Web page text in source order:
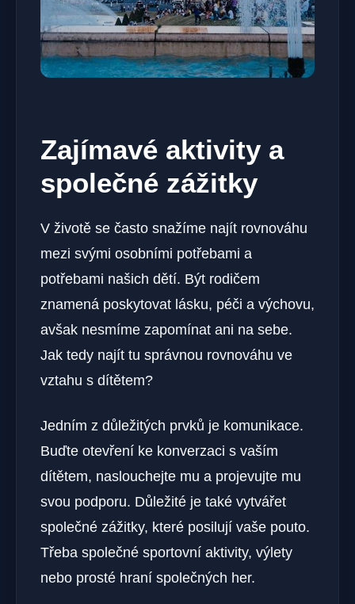
Zajímavé aktivity a
společné zážitky
V⁢ životě se často snažíme najít rovnováhu‍
mezi svými osobními potřebami a
potřebami našich dětí. Být rodičem
znamená poskytovat​ lásku, péči a výchovu,
avšak nesmíme zapomínat ani na sebe.
Jak tedy najít tu správnou⁢ rovnováhu ve
vztahu s ⁣dítětem?
Jedním z důležitých prvků je komunikace.
Buďte otevření ke konverzaci s vaším
dítětem, naslouchejte mu a projevujte mu
svou podporu. Důležité je také vytvářet
společné zážitky, které posilují vaše pouto.
Třeba společné ⁣sportovní aktivity, výlety
nebo prosté hraní společných her.